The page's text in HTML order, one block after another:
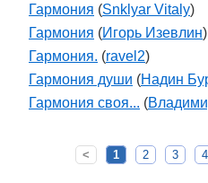
Гармония (Snklyar Vitaly)
Гармония (Игорь Изевлин)
Гармония. (ravel2)
Гармония души (Надин
Гармония своя... (
< 1 2 3 4